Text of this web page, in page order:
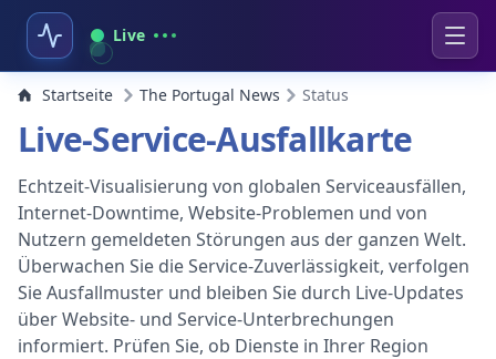
Live
Startseite The Portugal News Status
Live-Service-Ausfallkarte
Echtzeit-Visualisierung von globalen Serviceausfällen,
Internet-Downtime, Website-Problemen und von
Nutzern gemeldeten Störungen aus der ganzen Welt.
Überwachen Sie die Service-Zuverlässigkeit, verfolgen
Sie Ausfallmuster und bleiben Sie durch Live-Updates
über Website- und Service-Unterbrechungen
informiert. Prüfen Sie, ob Dienste in Ihrer Region